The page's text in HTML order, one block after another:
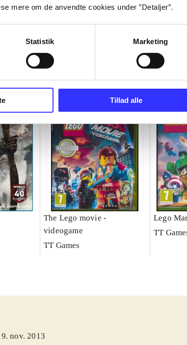
mere om de anvendte cookies under ”Detaljer”.
Statistik Marketing
Tillad alle
The Lego movie -
videogame
TT Games
Lego
TT
nov. 2013